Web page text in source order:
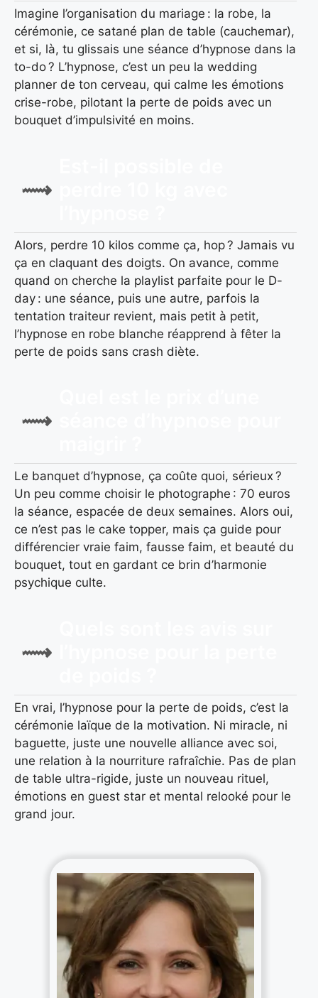
Imagine l’organisation du mariage : la robe, la
cérémonie, ce satané plan de table (cauchemar),
et si, là, tu glissais une séance d’hypnose dans la
to-do ? L’hypnose, c’est un peu la wedding
planner de ton cerveau, qui calme les émotions
crise-robe, pilotant la perte de poids avec un
bouquet d’impulsivité en moins.
Alors, perdre 10 kilos comme ça, hop ? Jamais vu
ça en claquant des doigts. On avance, comme
quand on cherche la playlist parfaite pour le D-
day : une séance, puis une autre, parfois la
tentation traiteur revient, mais petit à petit,
l’hypnose en robe blanche réapprend à fêter la
perte de poids sans crash diète.
Le banquet d’hypnose, ça coûte quoi, sérieux ?
Un peu comme choisir le photographe : 70 euros
la séance, espacée de deux semaines. Alors oui,
ce n’est pas le cake topper, mais ça guide pour
différencier vraie faim, fausse faim, et beauté du
bouquet, tout en gardant ce brin d’harmonie
psychique culte.
En vrai, l’hypnose pour la perte de poids, c’est la
cérémonie laïque de la motivation. Ni miracle, ni
baguette, juste une nouvelle alliance avec soi,
une relation à la nourriture rafraîchie. Pas de plan
de table ultra-rigide, juste un nouveau rituel,
émotions en guest star et mental relooké pour le
grand jour.